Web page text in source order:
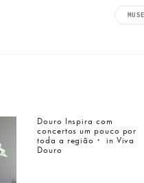
Douro Inspira com
concertos um pouco por
toda a região・ in Viva
Douro